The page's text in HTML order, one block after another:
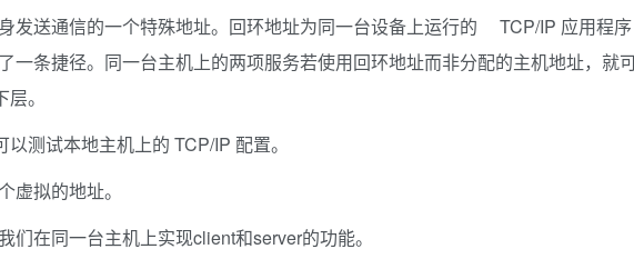
发送通信的一个特殊地址。回环地址为同一台设备上运行的 TCP/IP 应用程序
一条捷径。同一台主机上的两项服务若使用回环地址而非分配的主机地址，就
。
测试本地主机上的 TCP/IP 配置。
虚拟的地址。
们在同一台主机上实现client和server的功能。